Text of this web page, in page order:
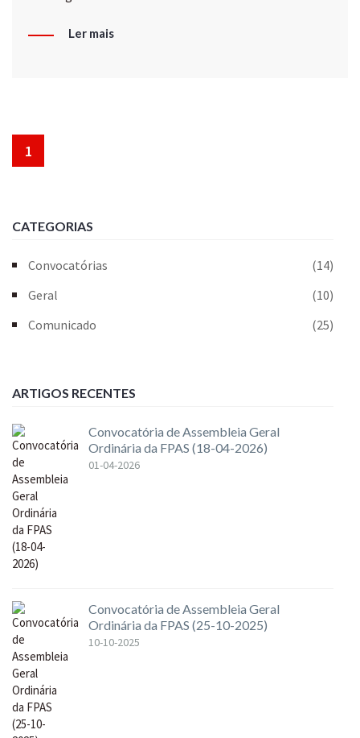
Ler mais
1
CATEGORIAS
Convocatórias
(14)
Geral
(10)
Comunicado
(25)
ARTIGOS RECENTES
Convocatória de Assembleia Geral
Ordinária da FPAS (18-04-2026)
01-04-2026
Convocatória de Assembleia Geral
Ordinária da FPAS (25-10-2025)
10-10-2025